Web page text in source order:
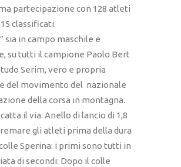
partecipazione con 128 atleti
classificati.
sia in campo maschile e
su tutti il campione Paolo Bert
Serim, vero e propria
del movimento del nazionale
della corsa in montagna.
il via. Anello di lancio di 1,8
gli atleti prima della dura
Sperina: i primi sono tutti in
di secondi: Dopo il colle